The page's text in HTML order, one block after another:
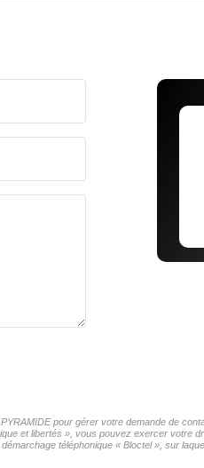
pour gérer votre demande de
et libertés », vous pouvez exercer votre
téléphonique « Bloctel », sur